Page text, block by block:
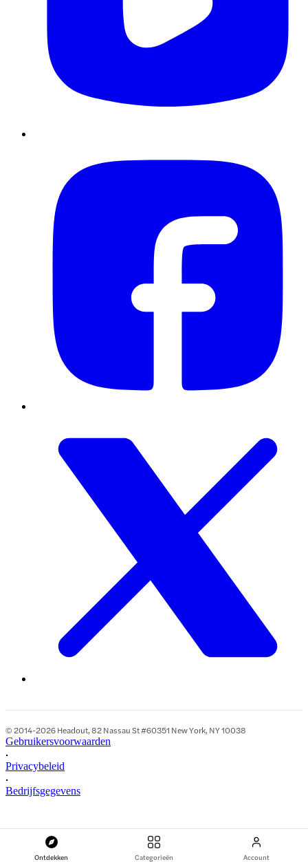
Ontdekken Categorieën Account
© 2014-2026 Headout, 82 Nassau St #60351 New York, NY 10038
Gebruikersvoorwaarden
•
Privacybeleid
•
Bedrijfsgegevens